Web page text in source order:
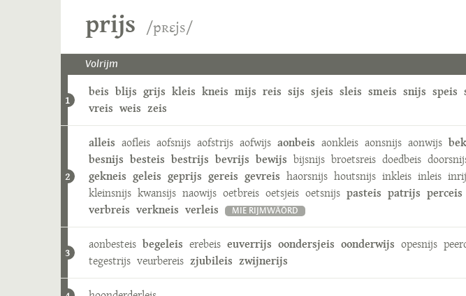
prijs /pʀɛjs/
Volrijm
1
beis blijs grijs kleis kneis mijs reis sijs sjeis sleis smeis snijs speis
vreis weis zeis
2
alleis aofleis aofsnijs aofstrijs aofwijs aonbeis aonkleis aonsnijs aonwijs
besnijs besteis bestrijs bevrijs bewijs bijsnijs broetsreis doedbeis
gekneis geleis geprijs gereis gevreis haorsnijs houtsnijs inkleis inleis
kleinsnijs kwansijs naowijs oetbreis oetsjeis oetsnijs pasteis patrijs perceis
verbreis verkneis verleis MIE RIJMWÄÖRD
3
aonbesteis begeleis erebeis euverrijs oondersjeis oonderwijs opesnijs
tegestrijs veurbereis zjubileis zwijnerijs